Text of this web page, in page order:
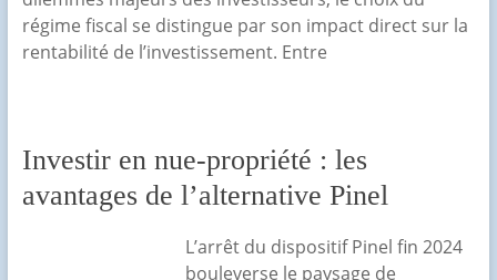
régime fiscal se distingue par son impact direct sur la
rentabilité de l’investissement. Entre
Investir en nue-propriété : les
avantages de l’alternative Pinel
L’arrêt du dispositif Pinel fin 2024
bouleverse le paysage de